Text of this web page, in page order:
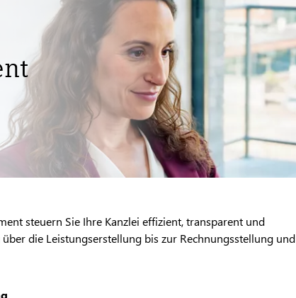
steuern Sie Ihre Kanzlei effizient, transparent und
die Leistungserstellung bis zur Rechnungsstellung und